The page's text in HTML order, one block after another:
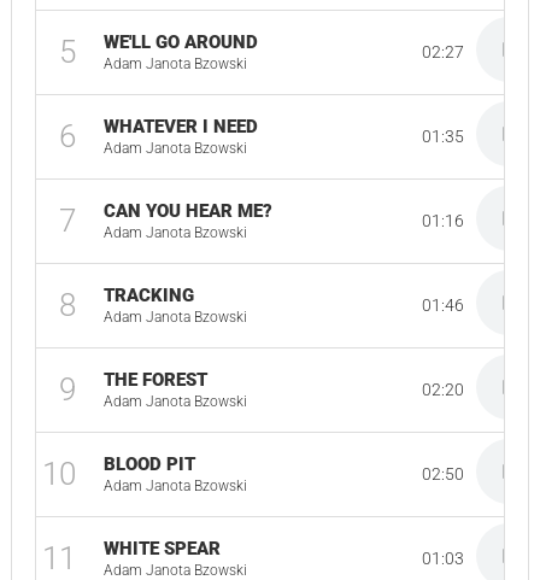
5 WE'LL GO AROUND
Adam Janota Bzowski
02:27
6 WHATEVER I NEED
Adam Janota Bzowski
01:35
7 CAN YOU HEAR ME?
Adam Janota Bzowski
01:16
8 TRACKING
Adam Janota Bzowski
01:46
9 THE FOREST
Adam Janota Bzowski
02:20
10 BLOOD PIT
Adam Janota Bzowski
02:50
11 WHITE SPEAR
Adam Janota Bzowski
01:03